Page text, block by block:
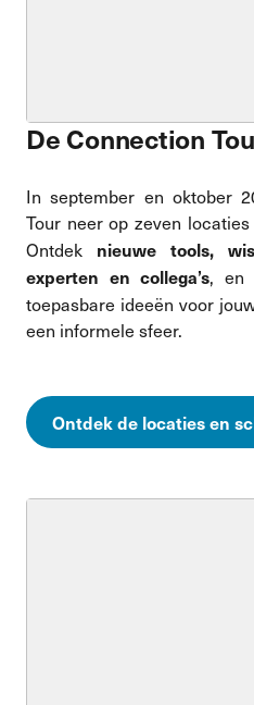
De Connection
In september en oktober
Tour neer op zeven
Ontdek nieuwe tools,
experten en collega’s, en
toepasbare ideeën voor
een informele sfeer.
Ontdek de locaties en